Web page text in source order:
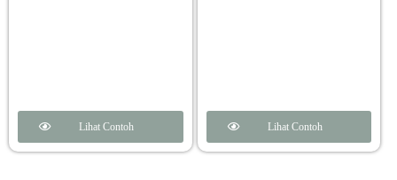
Lihat Contoh Lihat Contoh